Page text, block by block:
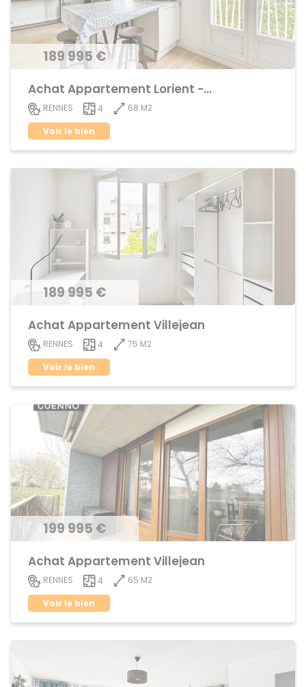
189 995 €
Achat Appartement Lorient - Saint-Brieuc
RENNES 4
68 M2
Voir le bien
189 995 €
Achat Appartement Villejean
RENNES 4
75 M2
Voir le bien
199 995 €
Achat Appartement Villejean
RENNES 4
65 M2
Voir le bien